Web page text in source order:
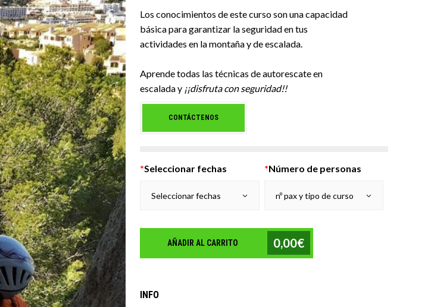
Los conocimientos de este curso son una capacidad
básica para garantizar la seguridad en tus
actividades en la montaña y de escalada.
Aprende todas las técnicas de autorescate en
escalada y ¡¡disfruta con seguridad!!
CONTÁCTENOS
*Seleccionar fechas
Seleccionar fechas
*Número de personas
nº pax y tipo de curso
0,00€
AÑADIR AL CARRITO
INFO